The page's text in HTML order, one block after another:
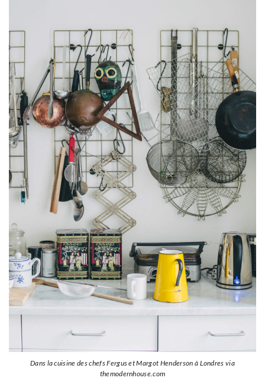
Dans la cuisine des chefs Fergus et Margot Henderson à Londres via
themodernhouse.com